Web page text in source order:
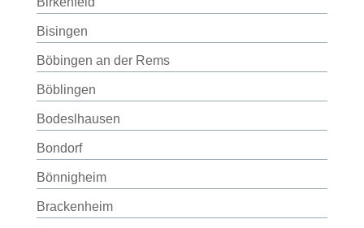
Bisingen
Böbingen an der Rems
Böblingen
Bodeslhausen
Bondorf
Bönnigheim
Brackenheim